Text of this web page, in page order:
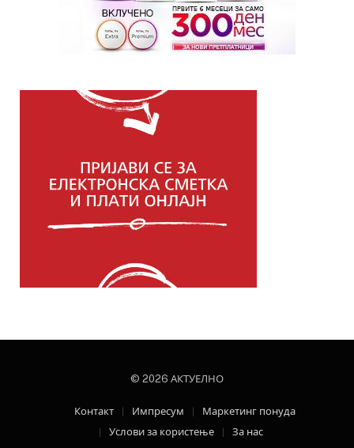
© 2026 АКТУЕЛНО
Контакт Импресум
Маркетинг понуда
Услови за користење
За нас